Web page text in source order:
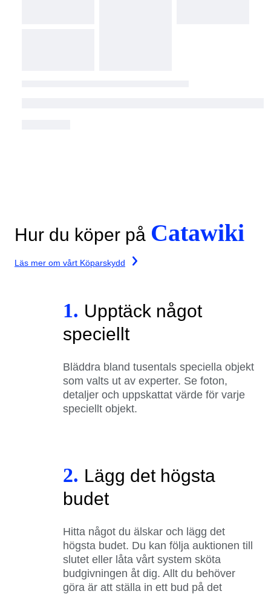
Hur du köper på Catawiki
Läs mer om vårt Köparskydd
1. Upptäck något
speciellt
Bläddra bland tusentals speciella objekt
som valts ut av experter. Se foton,
detaljer och uppskattat värde för varje
speciellt objekt.
2. Lägg det högsta
budet
Hitta något du älskar och lägg det
högsta budet. Du kan följa auktionen till
slutet eller låta vårt system sköta
budgivningen åt dig. Allt du behöver
göra är att ställa in ett bud på det